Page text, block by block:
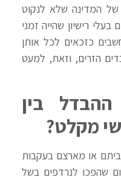
של המדינה שלא לנקוט
רישיון שהייה זמני
כזכאים לכל אותן
הזרים, וזאת, למעט
בין
מקלט?
או מארצם בעקבות
שהפכו לנרדפים בשל